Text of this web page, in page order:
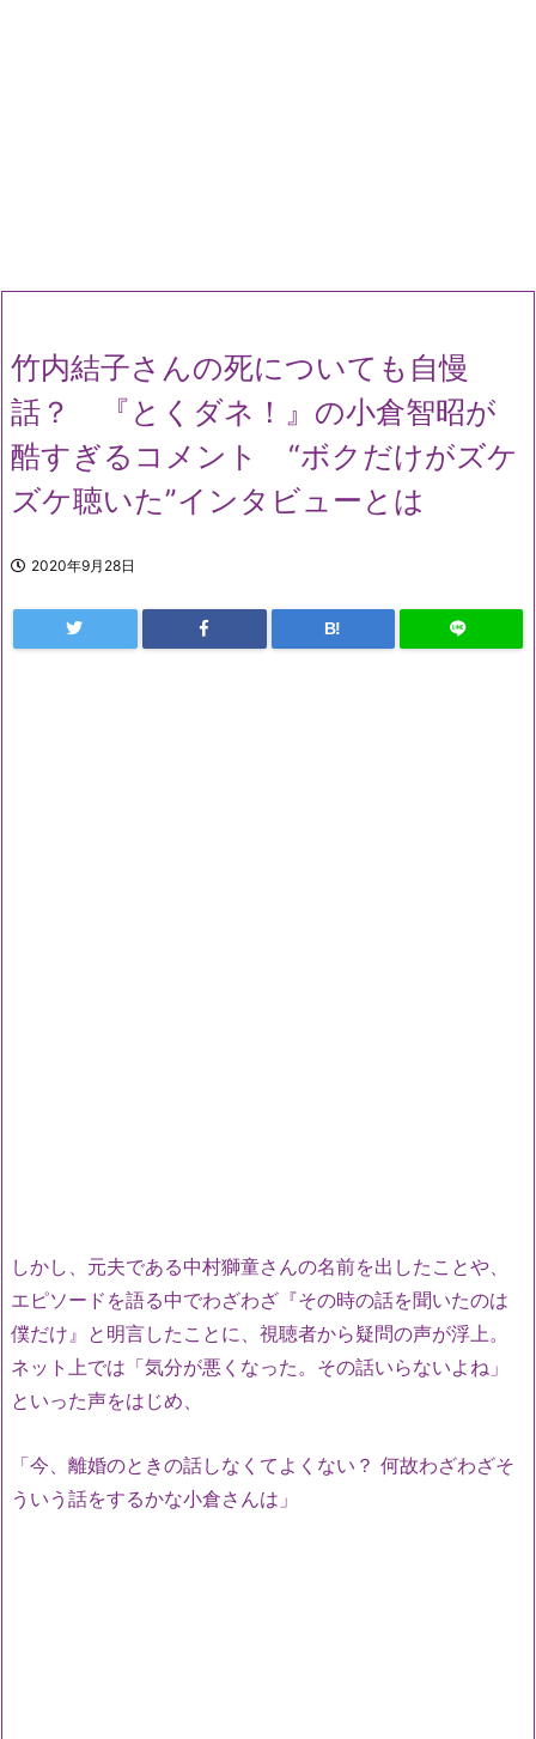
竹内結子さんの死についても自慢
話？ 『とくダネ！』の小倉智昭が
酷すぎるコメント “ボクだけがズケ
ズケ聴いた”インタビューとは
2020年9月28日
B!
しかし、元夫である中村獅童さんの名前を出したことや、
エピソードを語る中でわざわざ『その時の話を聞いたのは
僕だけ』と明言したことに、視聴者から疑問の声が浮上。
ネット上では「気分が悪くなった。その話いらないよね」
といった声をはじめ、
「今、離婚のときの話しなくてよくない？ 何故わざわざそ
ういう話をするかな小倉さんは」